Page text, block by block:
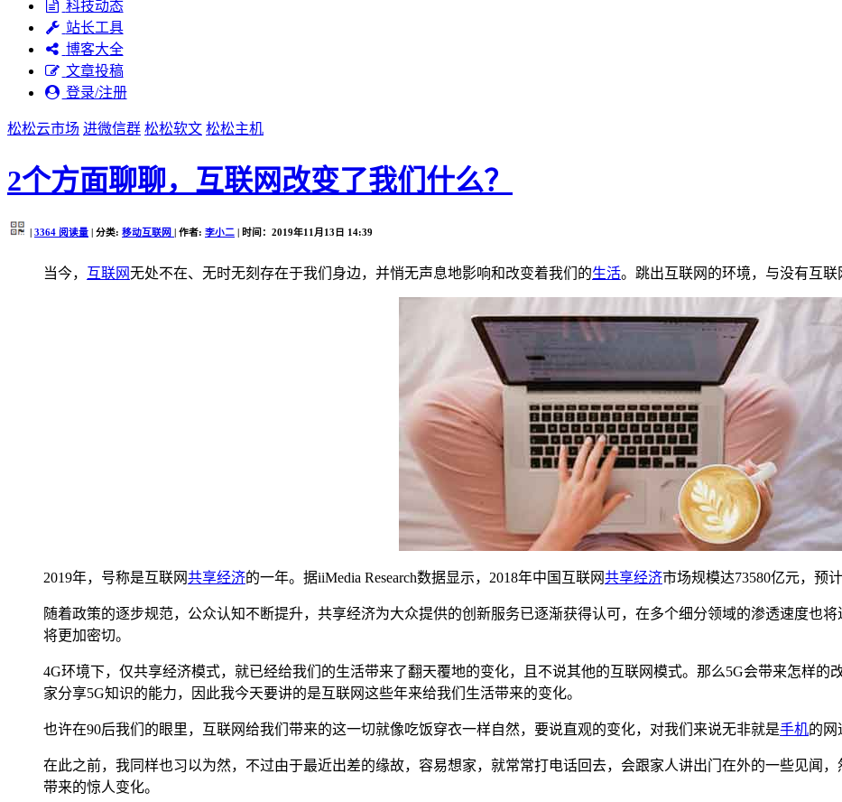
科技动态
站长工具
博客大全
文章投稿
登录/注册
松松云市场 进微信群 松松软文 松松主机
2个方面聊聊，互联网改变了我们什么？
| 3364 阅读量 | 分类: 移动互联网 | 作者: 李小二 | 时间：2019年11月13日 14:39
当今， 互联网无处不在、无时无刻存在于我们身边，并悄无声息地影响和改变着我们的生活。跳出互联网的环境，与没有互
2019年，号称是互联网共享经济的一年。据iiMedia Research数据显示，2018年中国互联网共享经济市场规模达73580亿元，预
随着政策的逐步规范，公众认知不断提升，共享经济为大众提供的创新服务已逐渐获得认可，在多个细分领域的渗透速度也
将更加密切。
4G环境下，仅共享经济模式，就已经给我们的生活带来了翻天覆地的变化，且不说其他的互联网模式。那么5G会带来怎样的
家分享5G知识的能力，因此我今天要讲的是互联网这些年来给我们生活带来的变化。
也许在90后我们的眼里，互联网给我们带来的这一切就像吃饭穿衣一样自然，要说直观的变化，对我们来说无非就是手机的网
在此之前，我同样也习以为然，不过由于最近出差的缘故，容易想家，就常常打电话回去，会跟家人讲出门在外的一些见闻
带来的惊人变化。